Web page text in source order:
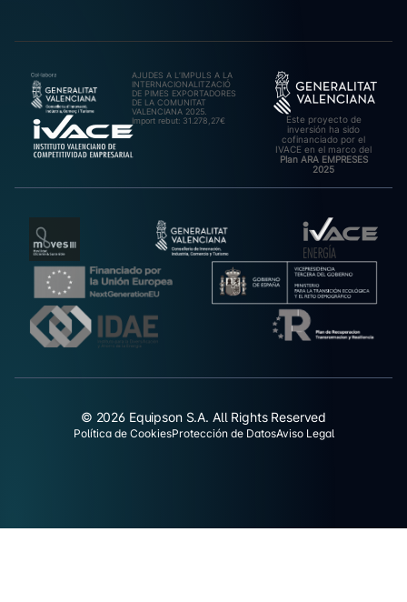
AJUDES A L’IMPULS A LA
INTERNACIONALITZACIÓ
DE PIMES EXPORTADORES
DE LA COMUNITAT
VALENCIANA 2025.
Import rebut: 31.278,27€
Este proyecto de
inversión ha sido
cofinanciado por el
IVACE en el marco del
Plan ARA EMPRESES
2025
© 2026 Equipson S.A. All Rights Reserved
Política de CookiesProtección de DatosAviso Legal